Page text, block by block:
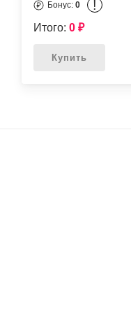
Бонус: 0 !
Итого: 0 ₽
Купить